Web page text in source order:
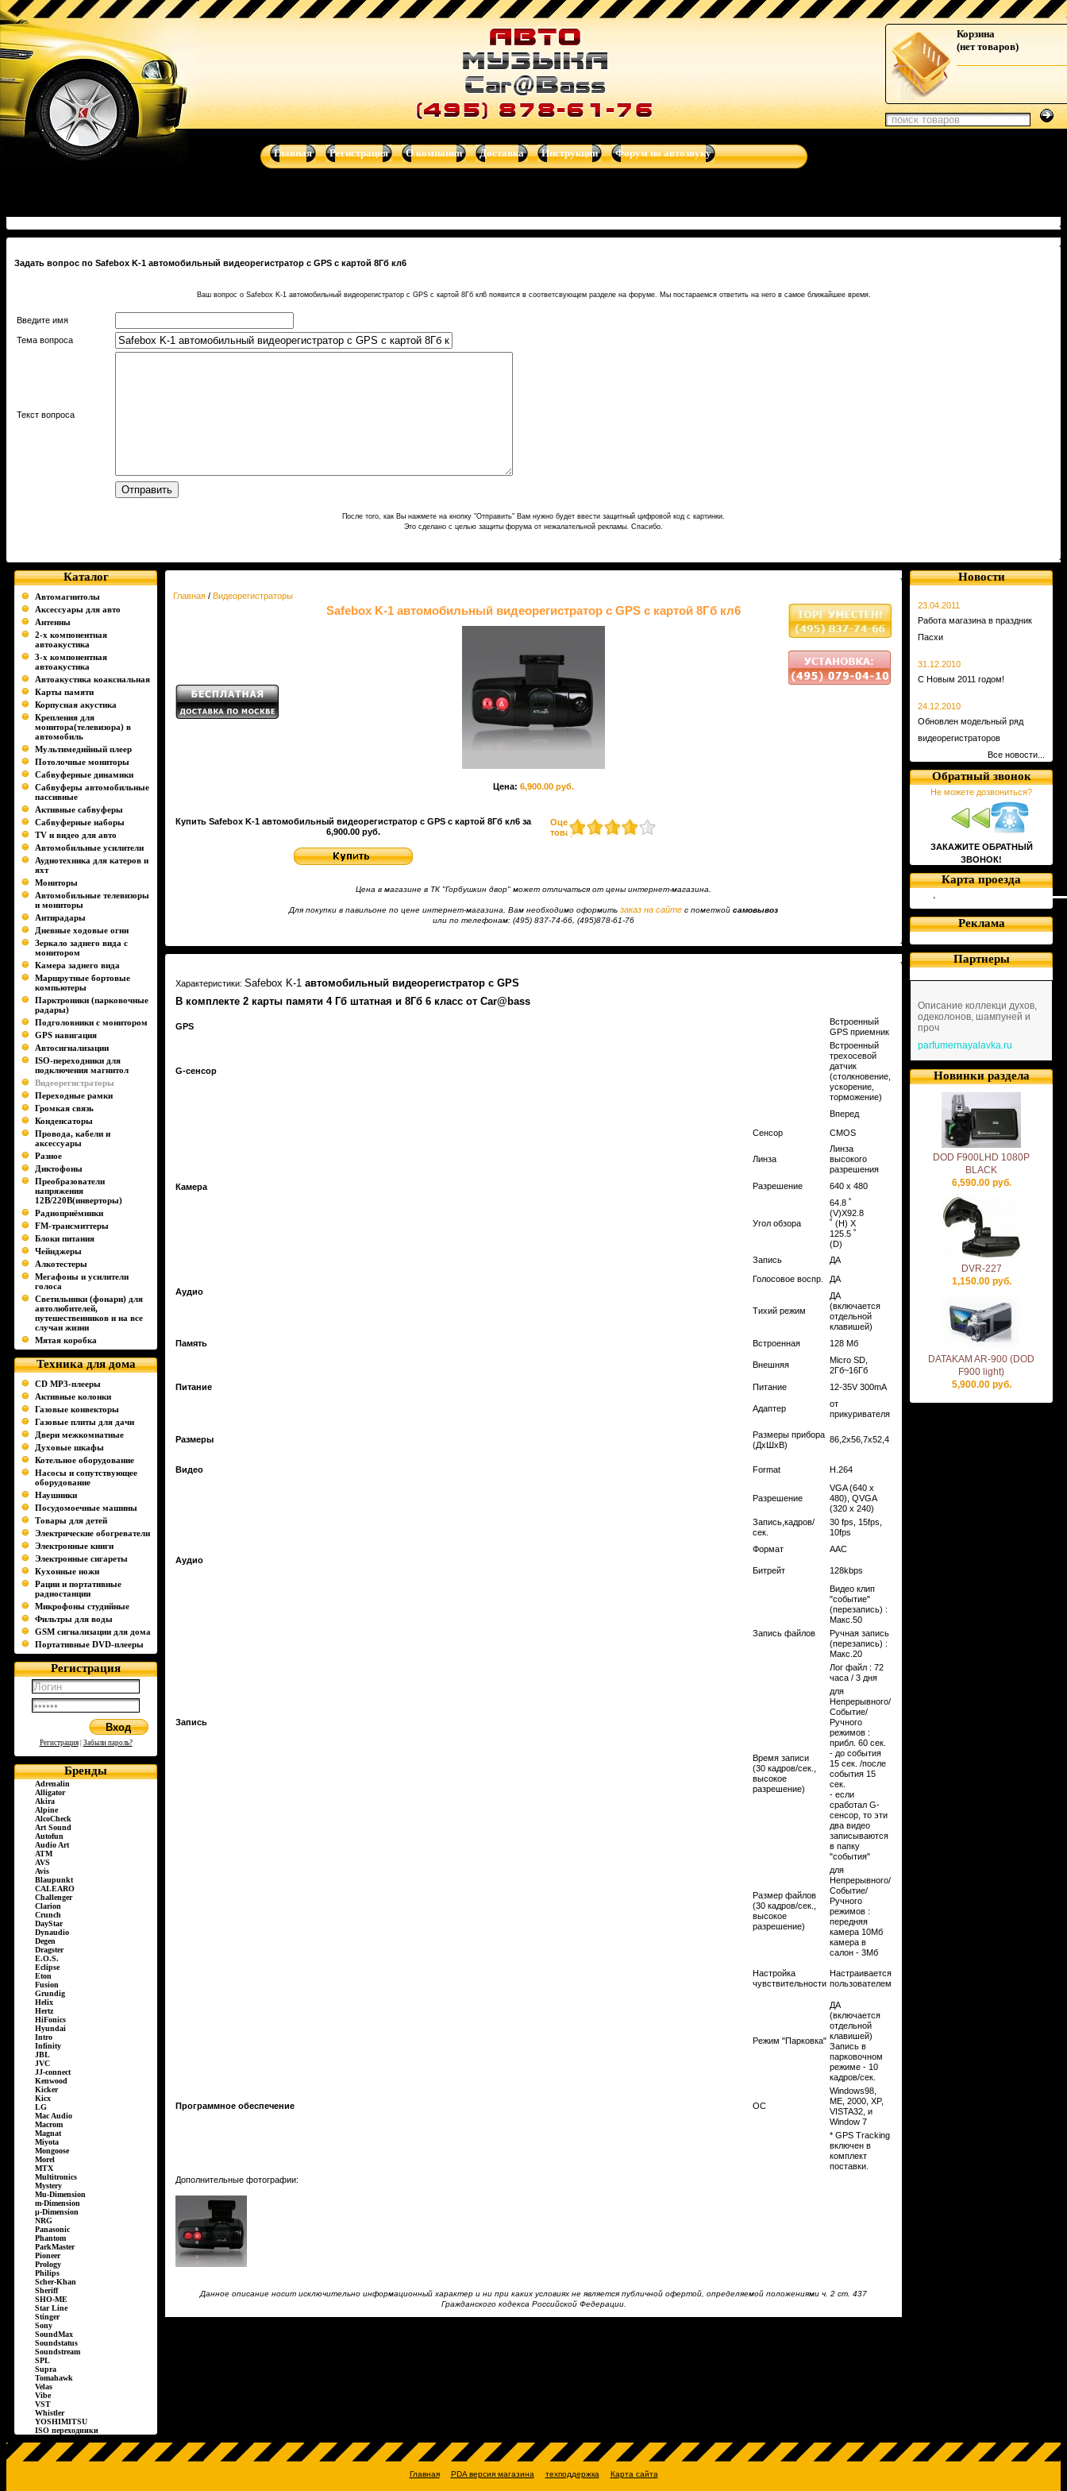
Купить Safebox K-1 автомобильный видеорегистратор с GPS с картой 8Гб кл6 - Видеорегистраторы - автоакустика, автомагнитолы, сабвуферы, автотелевизоры, усилители, dvd-магнитолы,
навигационные системы от Clarion, Mystery, Kicker, Prology, Audio Art, Art Sound
Корзина
(нет товаров)
Главная Регистрация О компании Доставка Инструкции Форум по автозвуку
Задать вопрос по Safebox K-1 автомобильный видеорегистратор с GPS с картой 8Гб кл6
Ваш вопрос о Safebox K-1 автомобильный видеорегистратор с GPS с картой 8Гб кл6 появится в соответсвующем разделе на форуме. Мы постараемся ответить на него в самое ближайшее время.
Введите имя
Тема вопроса
Текст вопроса
После того, как Вы нажмете на кнопку "Отправить" Вам нужно будет ввести защитный цифровой код с картинки.
Это сделано с целью защиты форума от нежалательной рекламы. Спасибо.
Каталог
Автомагнитолы
Аксессуары для авто
Антенны
2-х компонентная
автоакустика
3-х компонентная
автоакустика
Автоакустика коаксиальная
Карты памяти
Корпусная акустика
Крепления для
монитора(телевизора) в
автомобиль
Мультимедийный плеер
Потолочные мониторы
Сабвуферные динамики
Сабвуферы автомобильные
пассивные
Активные сабвуферы
Сабвуферные наборы
TV и видео для авто
Автомобильные усилители
Аудиотехника для катеров и
яхт
Мониторы
Автомобильные телевизоры
и мониторы
Антирадары
Дневные ходовые огни
Зеркало заднего вида с
монитором
Камера заднего вида
Маршрутные бортовые
компьютеры
Парктроники (парковочные
радары)
Подголовники с монитором
GPS навигация
Автосигнализации
ISO-переходники для
подключения магнитол
Видеорегистраторы
Переходные рамки
Громкая связь
Конденсаторы
Провода, кабели и
аксессуары
Разное
Диктофоны
Преобразователи
напряжения
12В/220В(инверторы)
Радиоприёмники
FM-трансмиттеры
Блоки питания
Чейнджеры
Алкотестеры
Мегафоны и усилители
голоса
Светильники (фонари) для
автолюбителей,
путешественников и на все
случаи жизни
Мятая коробка
Техника для дома
CD MP3-плееры
Активные колонки
Газовые конвекторы
Газовые плиты для дачи
Двери межкомнатные
Духовые шкафы
Котельное оборудование
Насосы и сопутствующее
оборудование
Наушники
Посудомоечные машины
Товары для детей
Электрические обогреватели
Электронные книги
Электронные сигареты
Кухонные ножи
Рации и портативные
радиостанции
Микрофоны студийные
Фильтры для воды
GSM сигнализации для дома
Портативные DVD-плееры
Регистрация
Регистрация| Забыли пароль?
Бренды
Adrenalin
Alligator
Akira
Alpine
AlcoCheck
Art Sound
Autofun
Audio Art
ATM
AVS
Avis
Blaupunkt
CALEARO
Challenger
Clarion
Crunch
DayStar
Dynaudio
Degen
Dragster
E.O.S.
Eclipse
Eton
Fusion
Grundig
Helix
Hertz
HiFonics
Hyundai
Intro
Infinity
JBL
JVC
JJ-connect
Kenwood
Kicker
Kicx
LG
Mac Audio
Macrom
Magnat
Miyota
Mongoose
Morel
MTX
Multitronics
Mystery
Mu-Dimension
m-Dimension
µ-Dimension
NRG
Panasonic
Phantom
ParkMaster
Pioneer
Prology
Philips
Scher-Khan
Sheriff
SHO-ME
Star Line
Stinger
Sony
SoundMax
Soundstatus
Soundstream
SPL
Supra
Tomahawk
Velas
Vibe
VST
Whistler
YOSHIMITSU
ISO переходники
Главная / Видеорегистраторы
Safebox K-1 автомобильный видеорегистратор с GPS с картой 8Гб кл6
Цена: 6,900.00 руб.
Купить Safebox K-1 автомобильный видеорегистратор с GPS с картой 8Гб кл6 за
6,900.00 руб.
Оценить
товар
Цена в магазине в ТК "Горбушкин двор" может отличаться от цены интернет-магазина.
Для покупки в павильоне по цене интернет-магазина, Вам необходимо оформить заказ на сайте с пометкой самовывоз
или по телефонам: (495) 837-74-66, (495)878-61-76
Характеристики: Safebox K-1 автомобильный видеорегистратор с GPS
В комплекте 2 карты памяти 4 Гб штатная и 8Гб 6 класс от Car@bass
GPS
Встроенный
GPS приемник
G-сенсор
Встроенный
трехосевой
датчик
(столкновение,
ускорение,
торможение)
Вперед
Камера
Сенсор CMOS
Линза
Линза
высокого
разрешения
Разрешение
640 x 480
Угол обзора
64.8 ˚
(V)X92.8
˚ (H) X
125.5 ˚
(D)
Аудио
Запись
ДА
Голосовое воспр.
ДА
Тихий режим
ДА
(включается
отдельной
клавишей)
Память
Встроенная 128 Мб
Внешняя
Micro SD,
2Гб~16Гб
Питание
Питание 12-35V 300mA
Адаптер
от
прикуривателя
Размеры
Размеры прибора
(ДxШxВ)
86,2x56,7x52,4
Видео Format H.264
Разрешение
VGA (640 x
480), QVGA
(320 x 240)
Запись,кадров/
сек.
30 fps, 15fps,
10fps
Аудио
Формат AAC
Битрейт 128kbps
Запись
Запись файлов
Видео клип
"событие"
(перезапись) :
Макс.50
Ручная запись
(перезапись) :
Макс.20
Лог файл : 72
часа / 3 дня
Время записи
(30 кадров/сек.,
высокое
разрешение)
для
Непрерывного/
Событие/
Ручного
режимов :
прибл. 60 сек.
- до события
15 сек. /после
события 15
сек.
- если
сработал G-
сенсор, то эти
два видео
записываются
в папку
"события"
Размер файлов
(30 кадров/сек.,
высокое
разрешение)
для
Непрерывного/
Событие/
Ручного
режимов :
передняя
камера 10Мб
камера в
салон - 3Мб
Настройка
чувствительности
Настраивается
пользователем
Режим "Парковка"
ДА
(включается
отдельной
клавишей)
Запись в
парковочном
режиме - 10
кадров/сек.
Программное обеспечение ОС
Windows98,
ME, 2000, XP,
VISTA32, и
Window 7
* GPS Tracking
включен в
комплект
поставки.
Дополнительные фотографии:
Данное описание носит исключительно информационный характер и ни при каких условиях не является публичной офертой, определяемой положениями ч. 2 ст. 437
Гражданского кодекса Российской Федерации.
Новости
23.04.2011
Работа магазина в праздник
Пасхи
31.12.2010
С Новым 2011 годом!
24.12.2010
Обновлен модельный ряд
видеорегистраторов
Все новости...
Обратный звонок
Не можете дозвониться?
ЗАКАЖИТЕ ОБРАТНЫЙ
ЗВОНОК!
Карта проезда
Реклама
Партнеры
Описание коллекци духов,
одеколонов, шампуней и
проч
parfumernayalavka.ru
Новинки раздела
DOD F900LHD 1080P
BLACK
6,590.00 руб.
DVR-227
1,150.00 руб.
DATAKAM AR-900 (DOD
F900 light)
5,900.00 руб.
Главная PDA версия магазина техподдержка Карта сайта